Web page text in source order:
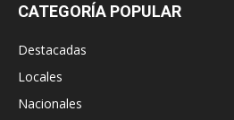
CATEGORÍA POPULAR
Destacadas
Locales
Nacionales